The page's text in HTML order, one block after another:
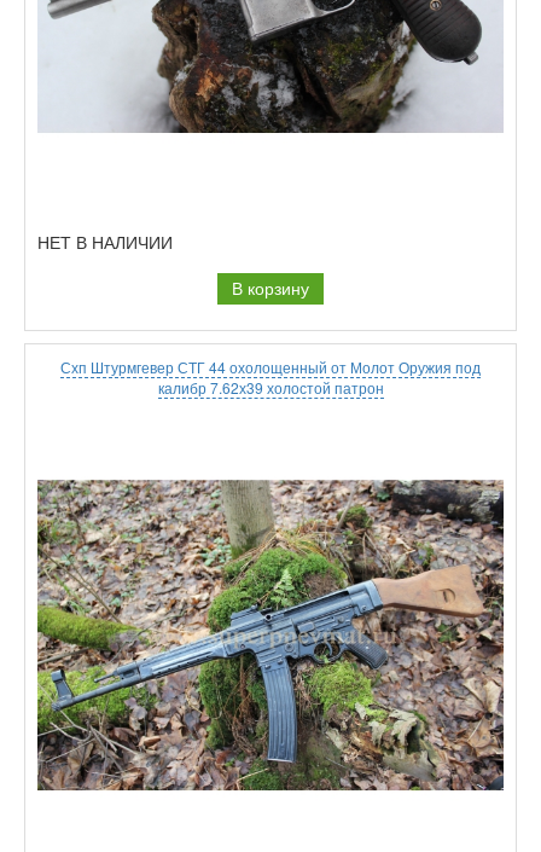
НЕТ В НАЛИЧИИ
В корзину
Схп Штурмгевер СТГ 44 охолощенный от Молот Оружия под
калибр 7.62х39 холостой патрон